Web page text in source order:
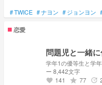
#TWICE #ナヨン #ジョンヨン
恋愛
問題児と一緒
学年1の優等生と学
ー 8,442文字
favorite 141 grade 77 update